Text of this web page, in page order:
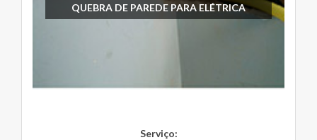
QUEBRA DE PAREDE PARA ELÉTRICA
Serviço: